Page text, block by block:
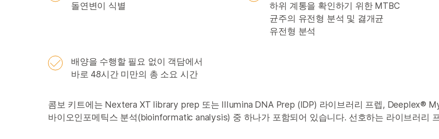
돌연변이 식별
하위 계통을 확인하기 위한 MTBC
균주의 유전형 분석 및 겷개균
유전형 분석
배양을 수행할 필요 없이 객담에서
바로 48시간 미만의 총 소요 시간
콤보 키트에는 Nextera XT library prep 또는 Illumina DNA Prep (IDP) 라이브러리 프렙, Deeplex®
바이오인포메틱스 분석(bioinformatic analysis) 중 하나가 포함되어 있습니다. 선호하는 라이브러리